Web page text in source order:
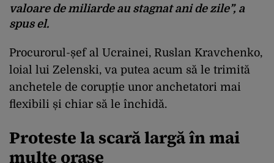
valoare de miliarde au stagnat ani de zile”, a
spus el.
Procurorul-șef al Ucrainei, Ruslan Kravchenko,
loial lui Zelenski, va putea acum să le trimită
anchetele de corupție unor anchetatori mai
flexibili și chiar să le închidă.
Proteste la scară largă în mai
multe orașe